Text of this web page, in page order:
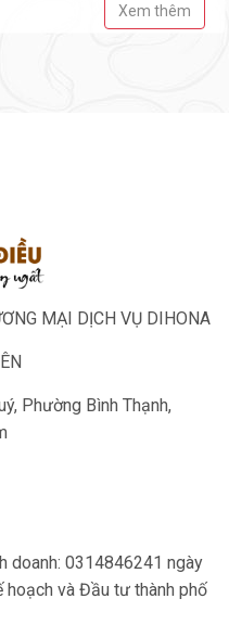
Xem thêm
MẠI DỊCH VỤ DIHONA
Phường Bình Thạnh,
doanh: 0314846241 ngày
và Đầu tư thành phố